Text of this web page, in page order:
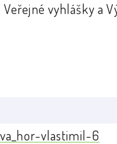
Veřejné vyhlášky a
vlastimil-6